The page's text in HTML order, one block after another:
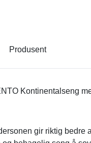
Produsent
Kontinentalseng
gir riktig bedre